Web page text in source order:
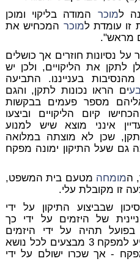
למוכר המודה בליקוי ומוכן
זו עומדת למוכר המכחיש את
מראש".
על נסיונות חוזרים אך כושלים
לתקן את הליקויים, ולכן יש
בענייננו. התביעה
ים הראו נכונות לתקן, והגם
מספר פעמים בבקשות
קיום הליקויים וביצעו
אינני מוצא שיש למנוע
שכן לא מוצתה במלואה
גם שעל התיקון ימונה מפקח
המומחה מטעם בית המשפט,
זו מקובלת עלי.
שבביצוע התיקון על ידי
של היזמים על ידי כך
תהיה על ידי היזמים
ם. היזמים יוכלו להציע למפקח 3 מבצעים לכל נושא
- אך שכרו ישולם על ידי